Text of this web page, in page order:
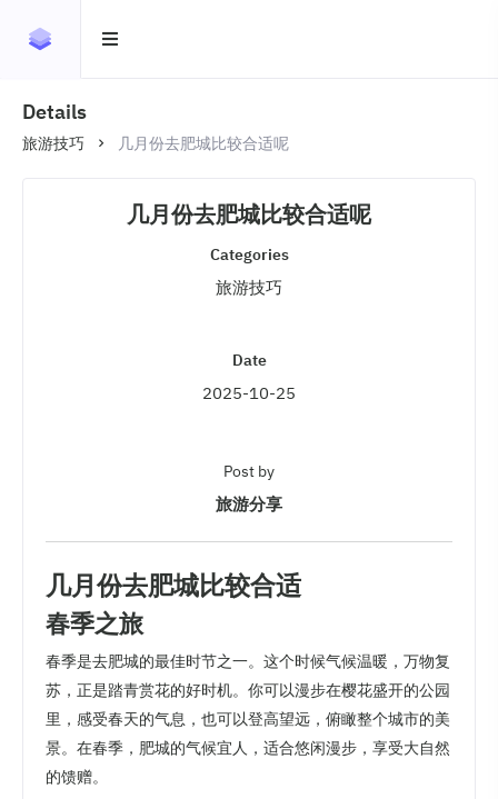
Details
旅游技巧 几月份去肥城比较合适呢
几月份去肥城比较合适呢
Categories
旅游技巧
Date
2025-10-25
Post by
旅游分享
几月份去肥城比较合适
春季之旅
春季是去肥城的最佳时节之一。这个时候气候温暖，万物复
苏，正是踏青赏花的好时机。你可以漫步在樱花盛开的公园
里，感受春天的气息，也可以登高望远，俯瞰整个城市的美
景。在春季，肥城的气候宜人，适合悠闲漫步，享受大自然
的馈赠。